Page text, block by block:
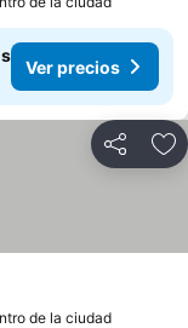
Ver precios
Compartir
de la ciudad